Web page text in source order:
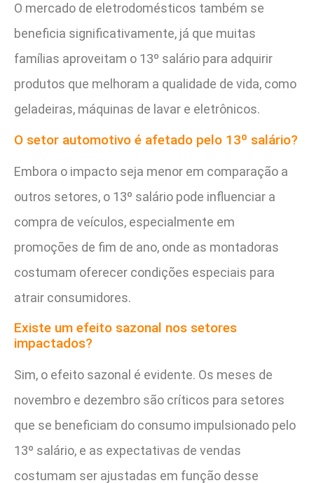
O mercado de eletrodomésticos também se
beneficia significativamente, já que muitas
famílias aproveitam o 13º salário para adquirir
produtos que melhoram a qualidade de vida, como
geladeiras, máquinas de lavar e eletrônicos.
O setor automotivo é afetado pelo 13º salário?
Embora o impacto seja menor em comparação a
outros setores, o 13º salário pode influenciar a
compra de veículos, especialmente em
promoções de fim de ano, onde as montadoras
costumam oferecer condições especiais para
atrair consumidores.
Existe um efeito sazonal nos setores
impactados?
Sim, o efeito sazonal é evidente. Os meses de
novembro e dezembro são críticos para setores
que se beneficiam do consumo impulsionado pelo
13º salário, e as expectativas de vendas
costumam ser ajustadas em função desse